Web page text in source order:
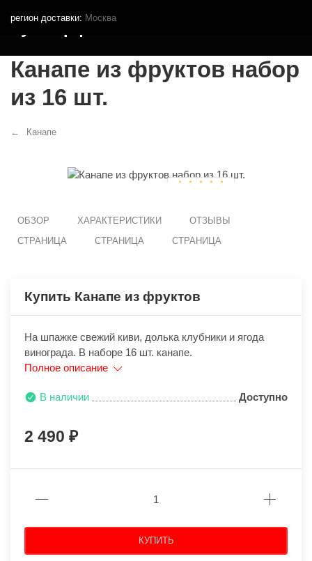
регион доставки: Москва
Кутья.рф
Канапе из фруктов набор
из 16 шт.
Канапе
ОБЗОР ХАРАКТЕРИСТИКИ
ОТЗЫВЫ
СТРАНИЦА
СТРАНИЦА СТРАНИЦА
Купить Канапе из фруктов
На шпажке свежий киви, долька клубники и ягода
винограда. В наборе 16 шт. канапе.
Полное описание
В наличии Доступно
2 490
КУПИТЬ